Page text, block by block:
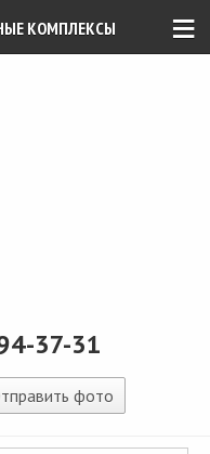
≡
КОМПЛЕКСЫ
37-31
фото